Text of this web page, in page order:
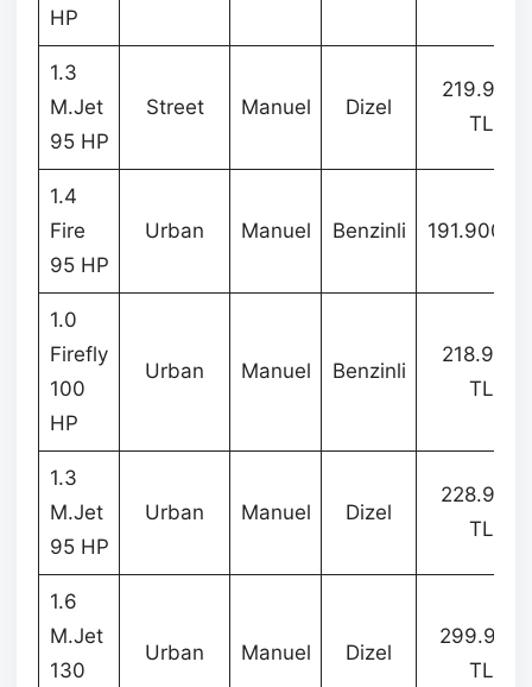
HP
1.3
M.Jet
95 HP
Street Manuel Dizel
219.900
TL
1.4
Fire
95 HP
Urban Manuel Benzinli 191.900
1.0
Firefly
100
HP
Urban Manuel Benzinli
218.900
TL
1.3
M.Jet
95 HP
Urban Manuel Dizel
228.900
TL
1.6
M.Jet
130
Urban Manuel Dizel
299.900
TL